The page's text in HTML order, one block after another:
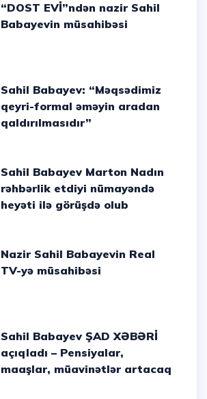
“DOST EVİ”ndən nazir Sahil
Babayevin müsahibəsi
Sahil Babayev: “Məqsədimiz
qeyri-formal əməyin aradan
qaldırılmasıdır”
Sahil Babayev Marton Nadın
rəhbərlik etdiyi nümayəndə
heyəti ilə görüşdə olub
Nazir Sahil Babayevin Real
TV-yə müsahibəsi
Sahil Babayev ŞAD XƏBƏRİ
açıqladı – Pensiyalar,
maaşlar, müavinətlər artacaq